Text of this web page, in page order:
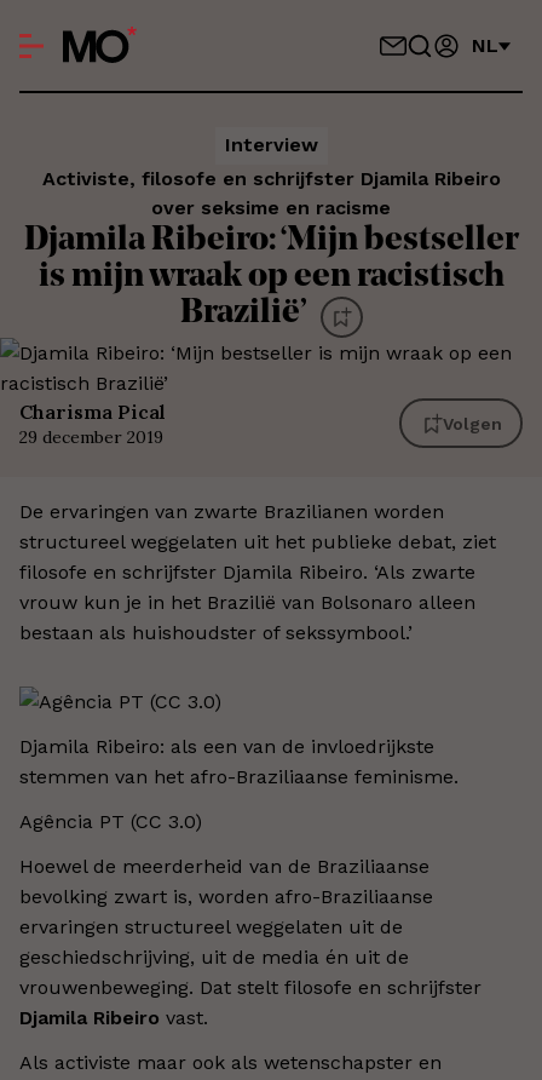
NL
Interview
Activiste, filosofe en schrijfster Djamila Ribeiro
over seksime en racisme
Djamila Ribeiro: ‘Mijn bestseller
is mijn wraak op een racistisch
Brazilië’
Charisma Pical
29 december 2019
Volgen
De ervaringen van zwarte Brazilianen worden
structureel weggelaten uit het publieke debat, ziet
filosofe en schrijfster Djamila Ribeiro. ‘Als zwarte
vrouw kun je in het Brazilië van Bolsonaro alleen
bestaan als huishoudster of sekssymbool.’
Djamila Ribeiro: als een van de invloedrijkste
stemmen van het afro-Braziliaanse feminisme.
Agência PT (CC 3.0)
Hoewel de meerderheid van de Braziliaanse
bevolking zwart is, worden afro-Braziliaanse
ervaringen structureel weggelaten uit de
geschiedschrijving, uit de media én uit de
vrouwenbeweging. Dat stelt filosofe en schrijfster
Djamila Ribeiro vast.
Als activiste maar ook als wetenschapster en